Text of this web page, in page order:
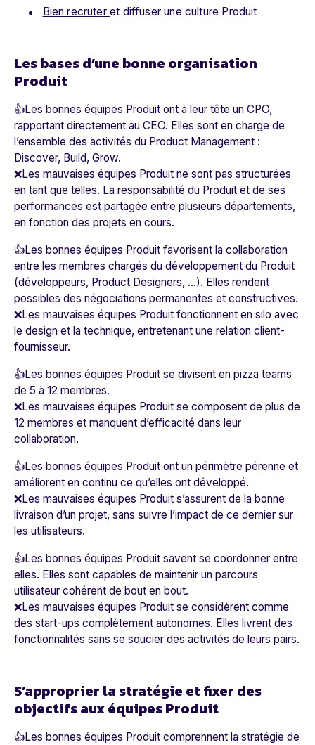
Bien recruteret diffuser une culture Produit
Les bases d’une bonne organisation
Produit
👍Les bonnes équipes Produit ont à leur tête un CPO,
rapportant directement au CEO. Elles sont en charge de
l’ensemble des activités du Product Management :
Discover, Build, Grow.
❌Les mauvaises équipes Produit ne sont pas structurées
en tant que telles. La responsabilité du Produit et de ses
performances est partagée entre plusieurs départements,
en fonction des projets en cours.
👍Les bonnes équipes Produit favorisent la collaboration
entre les membres chargés du développement du Produit
(développeurs, Product Designers, …). Elles rendent
possibles des négociations permanentes et constructives.
❌Les mauvaises équipes Produit fonctionnent en silo avec
le design et la technique, entretenant une relation client-
fournisseur.
👍Les bonnes équipes Produit se divisent en pizza teams
de 5 à 12 membres.
❌Les mauvaises équipes Produit se composent de plus de
12 membres et manquent d’efficacité dans leur
collaboration.
👍Les bonnes équipes Produit ont un périmètre pérenne et
améliorent en continu ce qu’elles ont développé.
❌Les mauvaises équipes Produit s’assurent de la bonne
livraison d’un projet, sans suivre l’impact de ce dernier sur
les utilisateurs.
👍Les bonnes équipes Produit savent se coordonner entre
elles. Elles sont capables de maintenir un parcours
utilisateur cohérent de bout en bout.
❌Les mauvaises équipes Produit se considèrent comme
des start-ups complètement autonomes. Elles livrent des
fonctionnalités sans se soucier des activités de leurs pairs.
S’approprier la stratégie et fixer des
objectifs aux équipes Produit
👍Les bonnes équipes Produit comprennent la stratégie de